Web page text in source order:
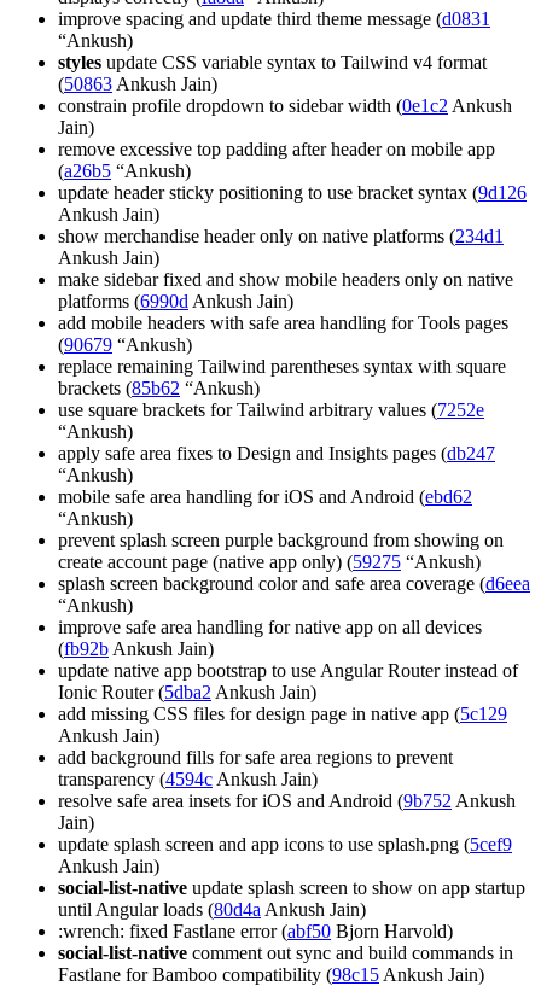
improve spacing and update third theme message (d0831
“Ankush)
styles update CSS variable syntax to Tailwind v4 format
(50863 Ankush Jain)
constrain profile dropdown to sidebar width (0e1c2 Ankush
Jain)
remove excessive top padding after header on mobile app
(a26b5 “Ankush)
update header sticky positioning to use bracket syntax (9d126
Ankush Jain)
show merchandise header only on native platforms (234d1
Ankush Jain)
make sidebar fixed and show mobile headers only on native
platforms (6990d Ankush Jain)
add mobile headers with safe area handling for Tools pages
(90679 “Ankush)
replace remaining Tailwind parentheses syntax with square
brackets (85b62 “Ankush)
use square brackets for Tailwind arbitrary values (7252e
“Ankush)
apply safe area fixes to Design and Insights pages (db247
“Ankush)
mobile safe area handling for iOS and Android (ebd62
“Ankush)
prevent splash screen purple background from showing on
create account page (native app only) (59275 “Ankush)
splash screen background color and safe area coverage (d6eea
“Ankush)
improve safe area handling for native app on all devices
(fb92b Ankush Jain)
update native app bootstrap to use Angular Router instead of
Ionic Router (5dba2 Ankush Jain)
add missing CSS files for design page in native app (5c129
Ankush Jain)
add background fills for safe area regions to prevent
transparency (4594c Ankush Jain)
resolve safe area insets for iOS and Android (9b752 Ankush
Jain)
update splash screen and app icons to use splash.png (5cef9
Ankush Jain)
social-list-native update splash screen to show on app startup
until Angular loads (80d4a Ankush Jain)
:wrench: fixed Fastlane error (abf50 Bjorn Harvold)
social-list-native comment out sync and build commands in
Fastlane for Bamboo compatibility (98c15 Ankush Jain)